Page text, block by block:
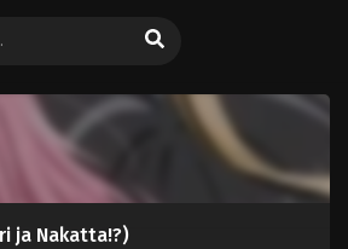
ja Nakatta!?)